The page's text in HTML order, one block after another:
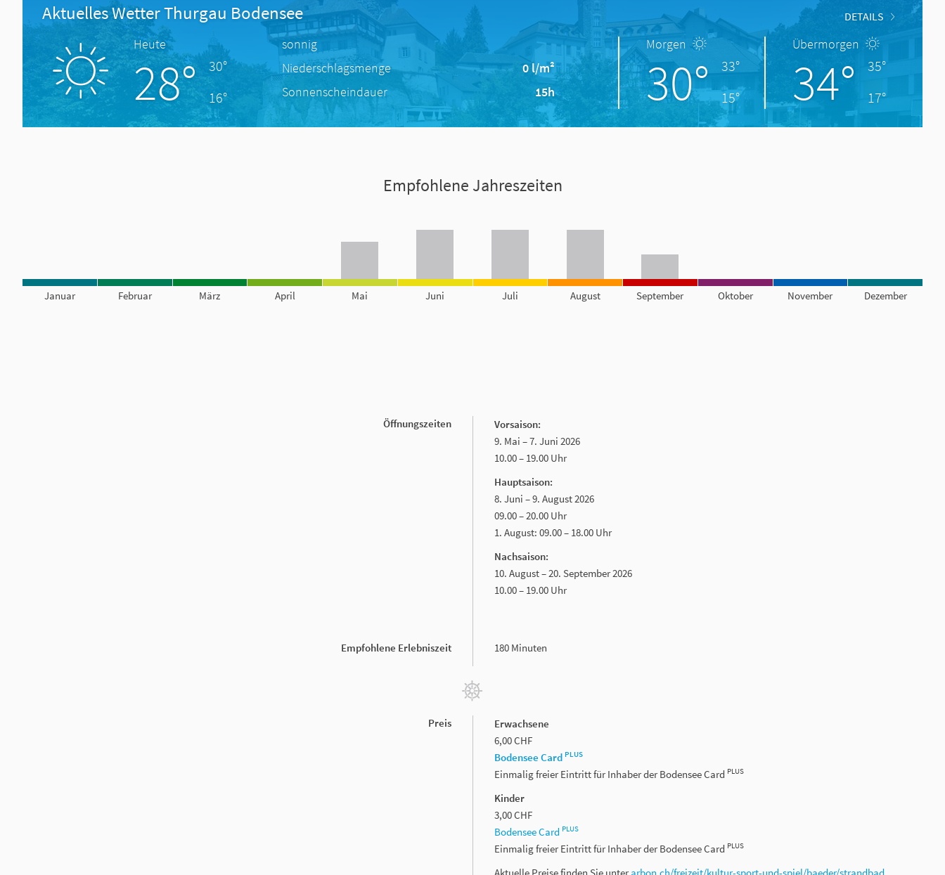
Aktuelles Wetter Thurgau Bodensee DETAILS
Heute
28°
30°
16°
sonnig
Niederschlagsmenge
0 l/m²
Sonnenscheindauer
15h
Morgen
30°
33°
15°
Übermorgen
34°
35°
17°
Empfohlene Jahreszeiten
Januar Februar März April Mai Juni Juli August September Oktober November Dezember
Öffnungszeiten
Vorsaison:
9. Mai – 7. Juni 2026
10.00 – 19.00 Uhr
Hauptsaison:
8. Juni – 9. August 2026
09.00 – 20.00 Uhr
1. August: 09.00 – 18.00 Uhr
Nachsaison:
10. August – 20. September 2026
10.00 – 19.00 Uhr
Empfohlene Erlebniszeit 180 Minuten
Preis
Erwachsene
6,00 CHF
Bodensee Card PLUS
Einmalig freier Eintritt für Inhaber der Bodensee Card PLUS
Kinder
3,00 CHF
Bodensee Card PLUS
Einmalig freier Eintritt für Inhaber der Bodensee Card PLUS